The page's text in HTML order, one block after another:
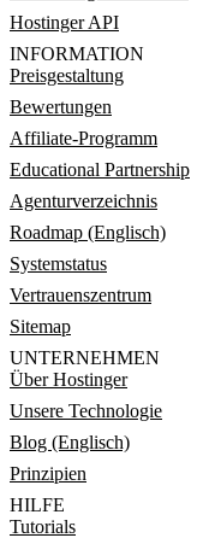
Hostinger API
INFORMATION
Preisgestaltung
Bewertungen
Affiliate-Programm
Educational Partnership
Agenturverzeichnis
Roadmap (Englisch)
Systemstatus
Vertrauenszentrum
Sitemap
UNTERNEHMEN
Über Hostinger
Unsere Technologie
Blog (Englisch)
Prinzipien
HILFE
Tutorials